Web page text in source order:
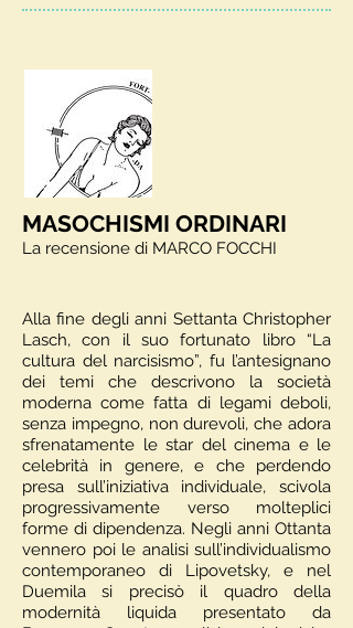
MASOCHISMI ORDINARI
La recensione di MARCO FOCCHI
Alla fine degli anni Settanta Christopher
Lasch, con il suo fortunato libro “La
cultura del narcisismo”, fu l’antesignano
dei temi che descrivono la società
moderna come fatta di legami deboli,
senza impegno, non durevoli, che adora
sfrenatamente le star del cinema e le
celebrità in genere, e che perdendo
presa sull’iniziativa individuale, scivola
progressivamente verso molteplici
forme di dipendenza. Negli anni Ottanta
vennero poi le analisi sull’individualismo
contemporaneo di Lipovetsky, e nel
Duemila si precisò il quadro della
modernità liquida presentato da